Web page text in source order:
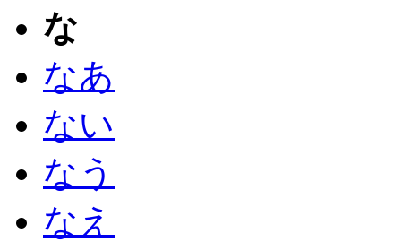
な
なあ
ない
なう
なえ